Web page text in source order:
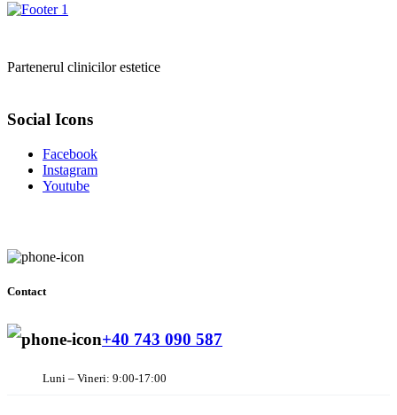
Partenerul clinicilor estetice
Social Icons
Facebook
Instagram
Youtube
Contact
+40 743 090 587
Luni – Vineri: 9:00-17:00